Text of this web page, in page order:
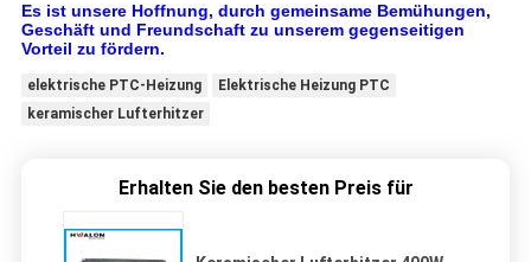
Es ist unsere Hoffnung, durch gemeinsame Bemühungen,
Geschäft und Freundschaft zu unserem gegenseitigen
Vorteil zu fördern.
elektrische PTC-Heizung
Elektrische Heizung PTC
keramischer Lufterhitzer
Erhalten Sie den besten Preis für